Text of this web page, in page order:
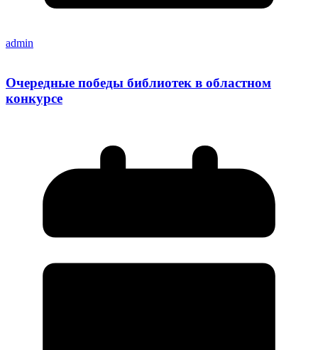
admin
Очередные победы библиотек в областном
конкурсе